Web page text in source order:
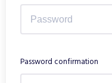
Password confirmation